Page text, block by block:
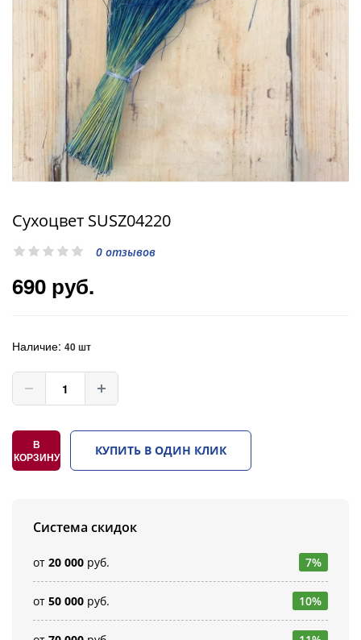
Сухоцвет SUSZ04220
0 отзывов
690 руб.
Наличие: 40 шт
В
КОРЗИНУ
КУПИТЬ В ОДИН КЛИК
Система скидок
от 20 000 руб. 7%
от 50 000 руб. 10%